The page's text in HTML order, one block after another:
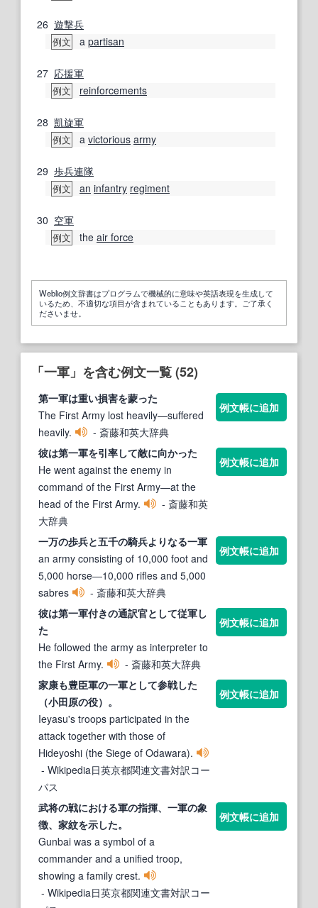
26 遊撃兵
例文 a partisan
27 応援軍
例文 reinforcements
28 凱旋軍
例文 a victorious army
29 歩兵連隊
例文 an infantry regiment
30 空軍
例文 the air force
Weblio例文辞書はプログラムで機械的に意味や英語表現を生成して
いるため、不適切な項目が含まれていることもあります。ご了承く
ださいませ。
「一軍」を含む例文一覧 (52)
第一軍は重い損害を蒙った
The First Army lost heavily―suffered
heavily.
- 斎藤和英大辞典
例文帳に追加
彼は第一軍を引率して敵に向かった
He went against the enemy in
command of the First Army―at the
head of the First Army.
- 斎藤和英
大辞典
例文帳に追加
一万の歩兵と五千の騎兵よりなる一軍
an army consisting of 10,000 foot and
5,000 horse―10,000 rifles and 5,000
sabres
- 斎藤和英大辞典
例文帳に追加
彼は第一軍付きの通訳官として従軍し
た
He followed the army as interpreter to
the First Army.
- 斎藤和英大辞典
例文帳に追加
家康も豊臣軍の一軍として参戦した
（小田原の役）。
Ieyasu's troops participated in the
attack together with those of
Hideyoshi (the Siege of Odawara).
- Wikipedia日英京都関連文書対訳コー
パス
例文帳に追加
武将の戦における軍の指揮、 一軍の象
徴、家紋を示した。
Gunbai was a symbol of a
commander and a unified troop,
showing a family crest.
- Wikipedia日英京都関連文書対訳コー
例文帳に追加